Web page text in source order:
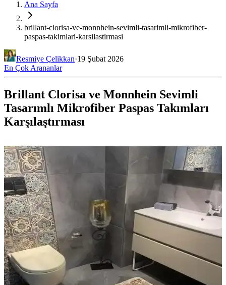
Ana Sayfa
brillant-clorisa-ve-monnhein-sevimli-tasarimli-mikrofiber-
paspas-takimlari-karsilastirmasi
Resmiye Çelikkan·19 Şubat 2026
En Çok Arananlar
Brillant Clorisa ve Monnhein Sevimli
Tasarımlı Mikrofiber Paspas Takımları
Karşılaştırması